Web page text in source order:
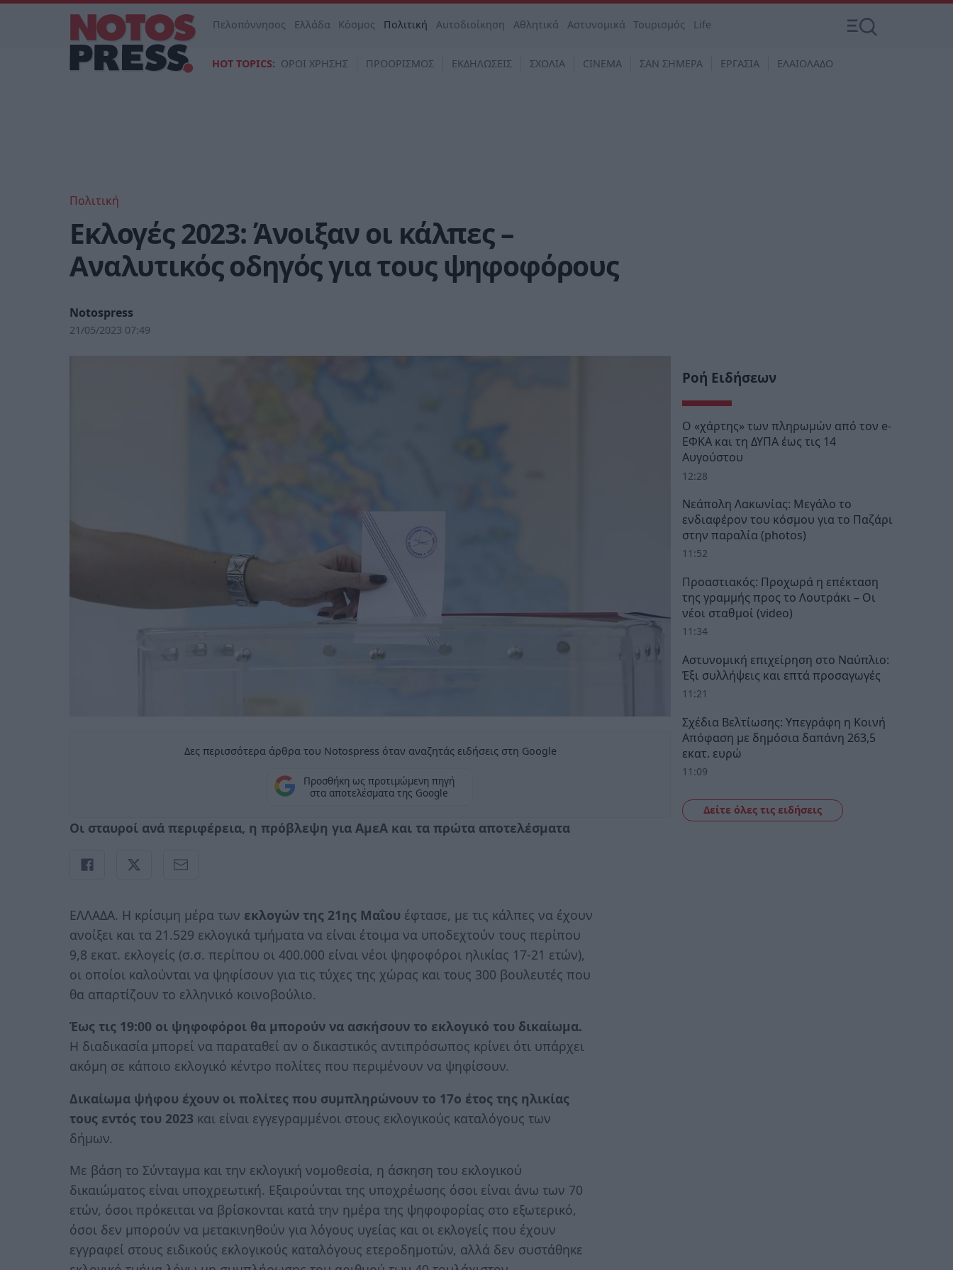
Πελοπόννησος Ελλάδα Κόσμος Πολιτική Αυτοδιοίκηση Αθλητικά Αστυνομικά Τουρισμός Life
HOT TOPICS: ΟΡΟΙ ΧΡΗΣΗΣ ΠΡΟΟΡΙΣΜΟΣ ΕΚΔΗΛΩΣΕΙΣ ΣΧΟΛΙΑ CINEMA ΣΑΝ ΣΗΜΕΡΑ ΕΡΓΑΣΙΑ ΕΛΑΙΟΛΑΔΟ
Πολιτική
Εκλογές 2023: Άνοιξαν οι κάλπες –
Αναλυτικός οδηγός για τους ψηφοφόρους
Notospress
21/05/2023 07:49
Δες περισσότερα άρθρα του Notospress όταν αναζητάς ειδήσεις στη Google
Προσθήκη ως προτιμώμενη πηγή
στα αποτελέσματα της Google
Οι σταυροί ανά περιφέρεια, η πρόβλεψη για ΑμεΑ και τα πρώτα αποτελέσματα
ΕΛΛΑΔΑ. H κρίσιμη μέρα των εκλογών της 21ης Μαΐου έφτασε, με τις κάλπες να έχουν
ανοίξει και τα 21.529 εκλογικά τμήματα να είναι έτοιμα να υποδεχτούν τους περίπου
9,8 εκατ. εκλογείς (σ.σ. περίπου οι 400.000 είναι νέοι ψηφοφόροι ηλικίας 17-21 ετών),
οι οποίοι καλούνται να ψηφίσουν για τις τύχες της χώρας και τους 300 βουλευτές που
θα απαρτίζουν το ελληνικό κοινοβούλιο.
Έως τις 19:00 οι ψηφοφόροι θα μπορούν να ασκήσουν το εκλογικό του δικαίωμα.
Η διαδικασία μπορεί να παραταθεί αν ο δικαστικός αντιπρόσωπος κρίνει ότι υπάρχει
ακόμη σε κάποιο εκλογικό κέντρο πολίτες που περιμένουν να ψηφίσουν.
Δικαίωμα ψήφου έχουν οι πολίτες που συμπληρώνουν το 17ο έτος της ηλικίας
τους εντός του 2023 και είναι εγγεγραμμένοι στους εκλογικούς καταλόγους των
δήμων.
Με βάση το Σύνταγμα και την εκλογική νομοθεσία, η άσκηση του εκλογικού
δικαιώματος είναι υποχρεωτική. Εξαιρούνται της υποχρέωσης όσοι είναι άνω των 70
ετών, όσοι πρόκειται να βρίσκονται κατά την ημέρα της ψηφοφορίας στο εξωτερικό,
όσοι δεν μπορούν να μετακινηθούν για λόγους υγείας και οι εκλογείς που έχουν
εγγραφεί στους ειδικούς εκλογικούς καταλόγους ετεροδημοτών, αλλά δεν συστάθηκε
Ροή Ειδήσεων
Ο «χάρτης» των πληρωμών από τον e-
ΕΦΚΑ και τη ΔΥΠΑ έως τις 14
Αυγούστου
12:28
Νεάπολη Λακωνίας: Μεγάλο το
ενδιαφέρον του κόσμου για το Παζάρι
στην παραλία (photos)
11:52
Προαστιακός: Προχωρά η επέκταση
της γραμμής προς το Λουτράκι – Οι
νέοι σταθμοί (video)
11:34
Αστυνομική επιχείρηση στο Ναύπλιο:
Έξι συλλήψεις και επτά προσαγωγές
11:21
Σχέδια Βελτίωσης: Υπεγράφη η Κοινή
Απόφαση με δημόσια δαπάνη 263,5
εκατ. ευρώ
11:09
Δείτε όλες τις ειδήσεις